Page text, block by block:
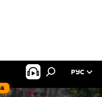
РУС